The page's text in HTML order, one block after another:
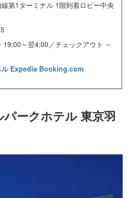
第1ターミナル 1階到着ロビー中央
19:00～翌4:00／チェックアウト ～
ル Expedia Booking.com
ークホテル 東京羽